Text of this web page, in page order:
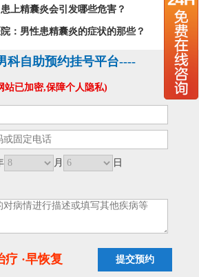
上精囊炎会引发哪些危害？
：男性患精囊炎的症状的那些？
科自助预约挂号平台----
站已加密,保障个人隐私)
月 日
疗 ·早恢复